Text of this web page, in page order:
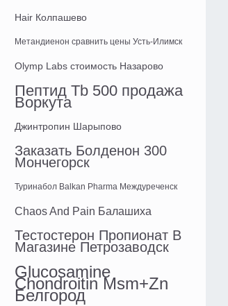
Hair Колпашево
Метандиенон сравнить цены Усть-Илимск
Olymp Labs стоимость Назарово
Пептид Tb 500 продажа
Воркута
Джинтропин Шарыпово
Заказать Болденон 300
Мончегорск
Туринабол Balkan Pharma Междуреченск
Chaos And Рain Балашиха
Тестостерон Пропионат В
Магазине Петрозаводск
Glucosamine
Chondroitin Msm+Zn
Белгород